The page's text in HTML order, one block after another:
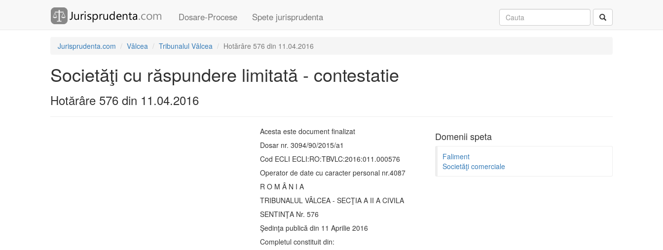
Dosare-Procese Spete jurisprudenta
Jurisprudenta.com Vâlcea Tribunalul Vâlcea Hotărâre 576 din 11.04.2016
Societăţi cu răspundere limitată - contestatie
Hotărâre 576 din 11.04.2016
Acesta este document finalizat
Dosar nr. 3094/90/2015/a1
Cod ECLI ECLI:RO:TBVLC:2016:011.000576
Operator de date cu caracter personal nr.4087
R O M Â N I A
TRIBUNALUL VÂLCEA - SECŢIA A II A CIVILA
SENTINŢA Nr. 576
Şedinţa publică din 11 Aprilie 2016
Completul constituit din:
Domenii speta
Faliment
Societăţi comerciale